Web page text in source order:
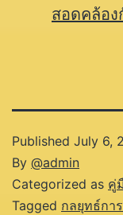
สอดคล้อง
Published July 6,
By @admin
Categorized as คู่
Tagged กลยุทธ์กา